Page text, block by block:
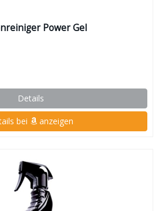
Power Gel
Details
bei anzeigen